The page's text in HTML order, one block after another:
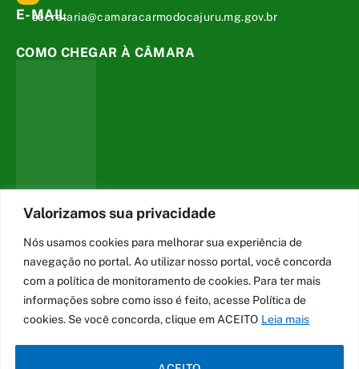
Valorizamos sua privacidade
Nós usamos cookies para melhorar sua experiência de
navegação no portal. Ao utilizar nosso portal, você concorda
com a política de monitoramento de cookies. Para ter mais
informações sobre como isso é feito, acesse Política de
cookies. Se você concorda, clique em ACEITO Leia mais
E-MAIL
secretaria@camaracarmodocajuru.mg.gov.br
COMO CHEGAR À CÂMARA
DESENVOLVIDO POR CR2